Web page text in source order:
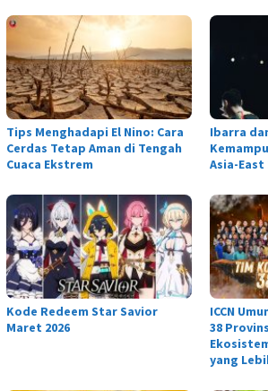
Tips Menghadapi El Nino: Cara
Cerdas Tetap Aman di Tengah
Cuaca Ekstrem
Ibarra
Asia-East
Kode Redeem Star Savior
Maret 2026
ICCN
38
yang